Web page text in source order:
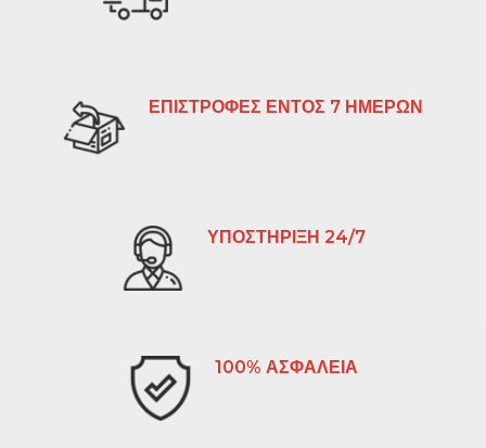
ΕΠΙΣΤΡΟΦΕΣ ΕΝΤΟΣ 7 ΗΜΕΡΩΝ
ΥΠΟΣΤΗΡΙΞΗ 24/7
100% ΑΣΦΑΛΕΙΑ